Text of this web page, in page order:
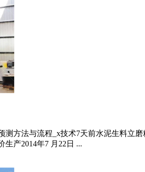
方法与流程_x技术7天前水泥生料立
产2014年7 月22日 ...